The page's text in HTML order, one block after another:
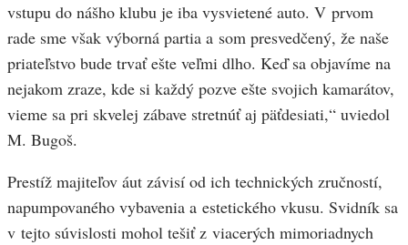
vstupu do nášho klubu je iba vysvietené auto. V prvom
rade sme však výborná partia a som presvedčený, že naše
priateľstvo bude trvať ešte veľmi dlho. Keď sa objavíme na
nejakom zraze, kde si každý pozve ešte svojich kamarátov,
vieme sa pri skvelej zábave stretnúť aj päťdesiati,“ uviedol
M. Bugoš.
Prestíž majiteľov áut závisí od ich technických zručností,
napumpovaného vybavenia a estetického vkusu. Svidník sa
v tejto súvislosti mohol tešiť z viacerých mimoriadnych